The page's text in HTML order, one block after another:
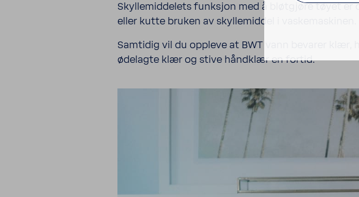
Skyllemiddelets funksjon med å bløtgjøre tøyet er
eller kutte bruken av skyllemiddel i vaskemaskinen.
Samtidig vil du oppleve at BWT vann bevarer
ødelagte klær og stive håndklær en fortid.